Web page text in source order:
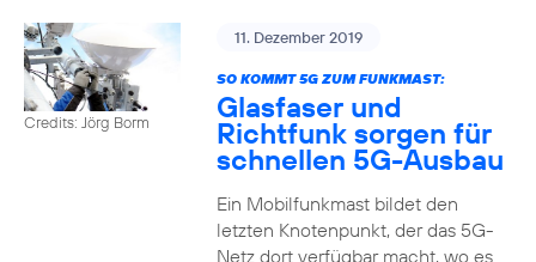
Credits: Jörg Borm
11. Dezember 2019
SO KOMMT 5G ZUM FUNKMAST:
Glasfaser und
Richtfunk sorgen für
schnellen 5G-Ausbau
Ein Mobilfunkmast bildet den
letzten Knotenpunkt, der das 5G-
Netz dort verfügbar macht, wo es